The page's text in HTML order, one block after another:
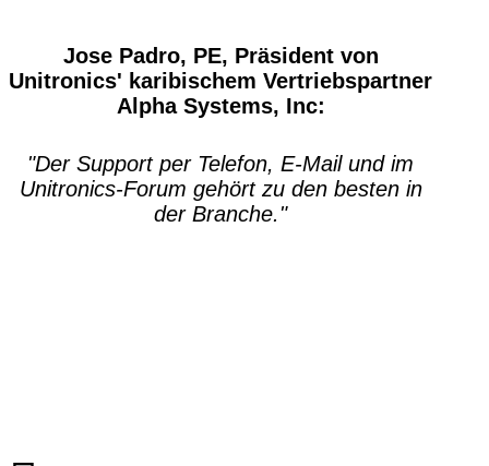
Jose Padro, PE, Präsident von
Unitronics' karibischem Vertriebspartner
Alpha Systems, Inc:
"Der Support per Telefon, E-Mail und im
Unitronics-Forum gehört zu den besten in
der Branche."